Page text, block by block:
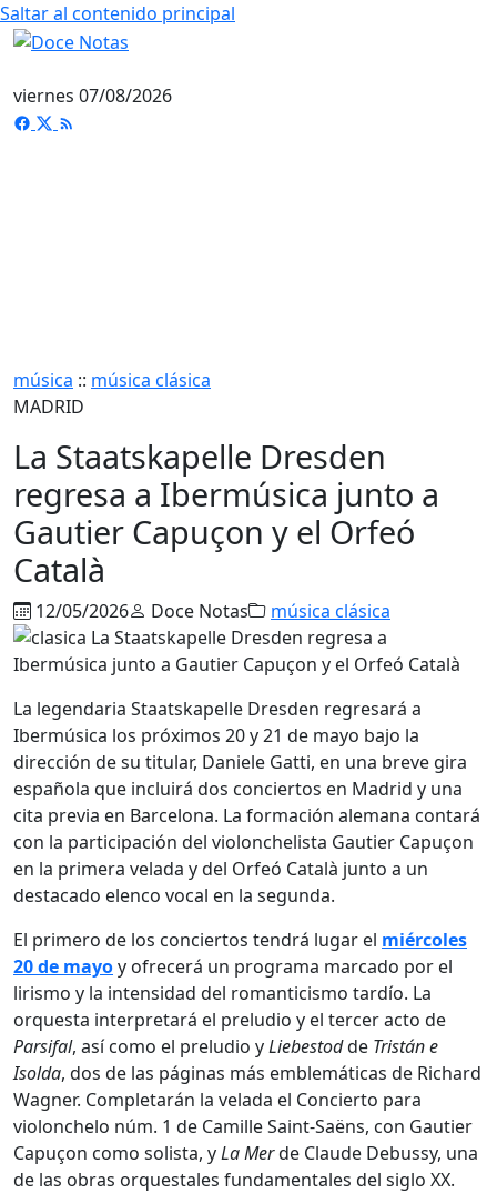
Saltar al contenido principal
viernes 07/08/2026
música :: música clásica
MADRID
La Staatskapelle Dresden
regresa a Ibermúsica junto a
Gautier Capuçon y el Orfeó
Català
12/05/2026 Doce Notas música clásica
La legendaria Staatskapelle Dresden regresará a
Ibermúsica los próximos 20 y 21 de mayo bajo la
dirección de su titular, Daniele Gatti, en una breve gira
española que incluirá dos conciertos en Madrid y una
cita previa en Barcelona. La formación alemana contará
con la participación del violonchelista Gautier Capuçon
en la primera velada y del Orfeó Català junto a un
destacado elenco vocal en la segunda.
El primero de los conciertos tendrá lugar el miércoles
20 de mayoy ofrecerá un programa marcado por el
lirismo y la intensidad del romanticismo tardío. La
orquesta interpretará el preludio y el tercer acto de
Parsifal, así como el preludio yLiebestodde Tristán e
Isolda, dos de las páginas más emblemáticas de Richard
Wagner. Completarán la velada el Concierto para
violonchelo núm. 1 de Camille Saint-Saëns, con Gautier
Capuçon como solista, yLa Merde Claude Debussy, una
de las obras orquestales fundamentales del siglo XX.